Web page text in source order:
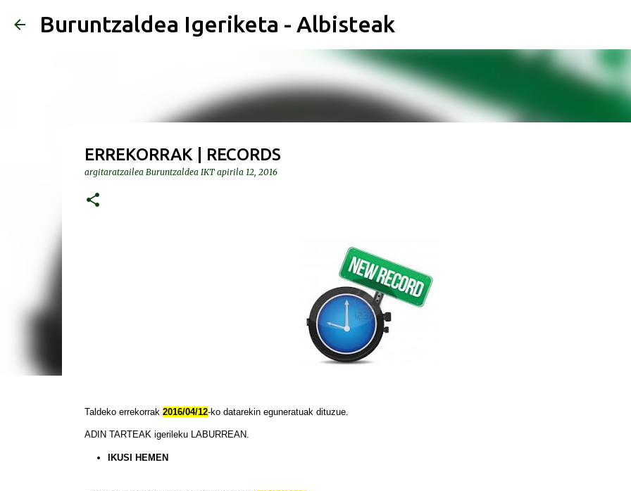
Saltatu eta joan eduki nagusira
Buruntzaldea Igeriketa - Albisteak
ERREKORRAK | RECORDS
argitaratzailea Buruntzaldea IKT apirila 12, 2016
Taldeko errekorrak 2016/04/12-ko datarekin eguneratuak dituzue.
ADIN TARTEAK igerileku LABURREAN.
IKUSI HEMEN